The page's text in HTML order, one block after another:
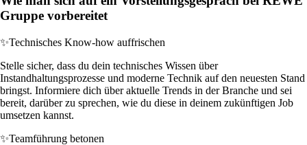
Gruppe vorbereitet
✨Technisches Know-how auffrischen
Stelle sicher, dass du dein technisches Wissen über
Instandhaltungsprozesse und moderne Technik auf den neuesten Stand
bringst. Informiere dich über aktuelle Trends in der Branche und sei
bereit, darüber zu sprechen, wie du diese in deinem zukünftigen Job
umsetzen kannst.
✨Teamführung betonen